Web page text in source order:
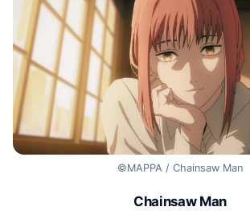
©MAPPA / Chainsaw Man
Chainsaw Man